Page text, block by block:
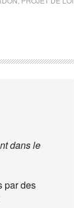
dans le
par des